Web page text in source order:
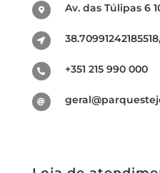
Av. das Túlipas 6
+351 215 990 000